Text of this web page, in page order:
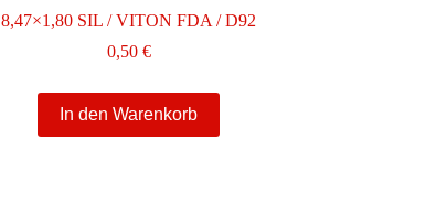
8,47×1,80 SIL / VITON FDA / D92
0,50 €
In den Warenkorb